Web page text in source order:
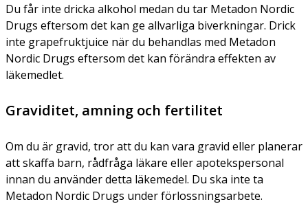
Du får inte dricka alkohol medan du tar Metadon Nordic
Drugs eftersom det kan ge allvarliga biverkningar. Drick
inte grapefruktjuice när du behandlas med Metadon
Nordic Drugs eftersom det kan förändra effekten av
läkemedlet.
Graviditet, amning och fertilitet
Om du är gravid, tror att du kan vara gravid eller planerar
att skaffa barn, rådfråga läkare eller apotekspersonal
innan du använder detta läkemedel. Du ska inte ta
Metadon Nordic Drugs under förlossningsarbete.